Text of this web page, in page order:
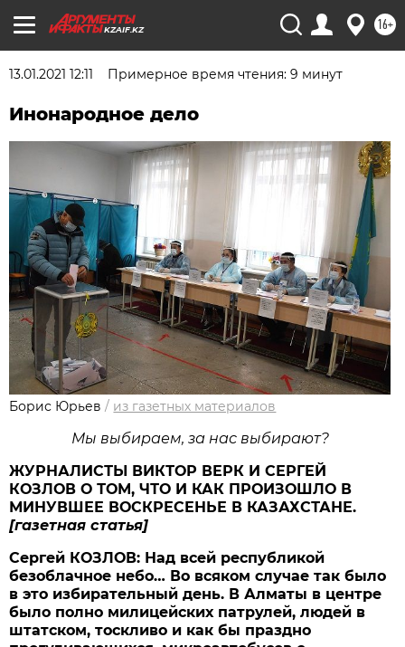
KZAIF.KZ 16+
13.01.2021 12:11 Примерное время чтения: 9 минут
Инонародное дело
Борис Юрьев / из газетных материалов
Мы выбираем, за нас выбирают?
ЖУРНАЛИСТЫ ВИКТОР ВЕРК И СЕРГЕЙ
КОЗЛОВ О ТОМ, ЧТО И КАК ПРОИЗОШЛО В
МИНУВШЕЕ ВОСКРЕСЕНЬЕ В КАЗАХСТАНЕ.
[газетная статья]
Сергей КОЗЛОВ: Над всей республикой
безоблачное небо… Во всяком случае так было
в это избирательный день. В Алматы в центре
было полно милицейских патрулей, людей в
штатском, тоскливо и как бы праздно